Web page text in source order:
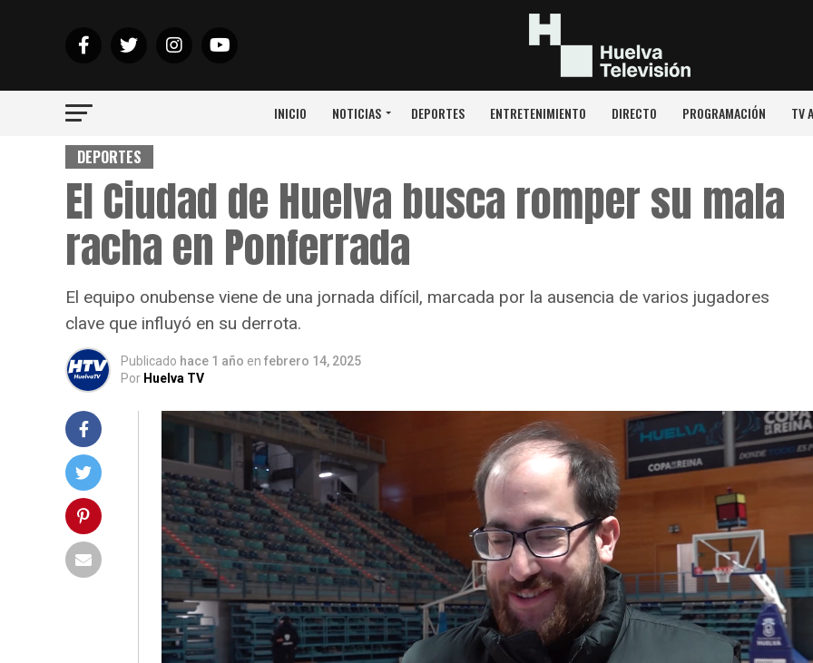
INICIO NOTICIAS DEPORTES ENTRETENIMIENTO DIRECTO PROGRAMACIÓN TV
DEPORTES
El Ciudad de Huelva busca romper su mala
racha en Ponferrada
El equipo onubense viene de una jornada difícil, marcada por la ausencia de varios jugadores
clave que influyó en su derrota.
Publicado hace 1 año en febrero 14, 2025
Por Huelva TV